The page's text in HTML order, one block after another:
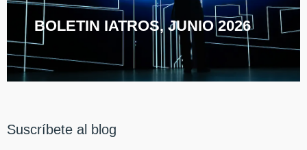
BOLETIN IATROS, JUNIO 2026
Suscríbete al blog